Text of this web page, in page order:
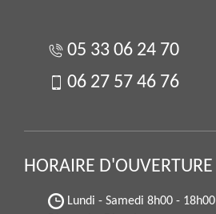
05 33 06 24 70
06 27 57 46 76
HORAIRE D'OUVERTURE
Lundi - Samedi 8h00 - 18h00